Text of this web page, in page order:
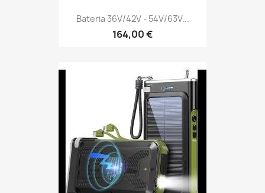
Bateria 36V/42V - 54V/63V...
164,00 €